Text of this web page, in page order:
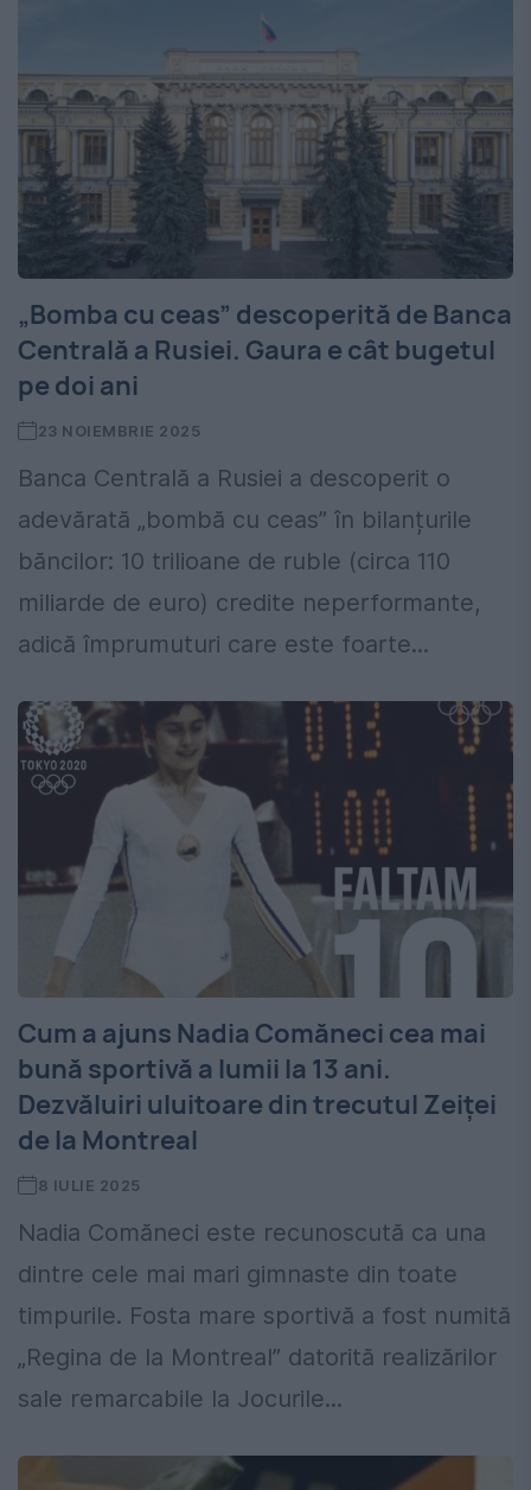
„Bomba cu ceas” descoperită de Banca
Centrală a Rusiei. Gaura e cât bugetul
pe doi ani
23 NOIEMBRIE 2025
Banca Centrală a Rusiei a descoperit o
adevărată „bombă cu ceas” în bilanțurile
băncilor: 10 trilioane de ruble (circa 110
miliarde de euro) credite neperformante,
adică împrumuturi care este foarte...
Cum a ajuns Nadia Comăneci cea mai
bună sportivă a lumii la 13 ani.
Dezvăluiri uluitoare din trecutul Zeiței
de la Montreal
8 IULIE 2025
Nadia Comăneci este recunoscută ca una
dintre cele mai mari gimnaste din toate
timpurile. Fosta mare sportivă a fost numită
„Regina de la Montreal” datorită realizărilor
sale remarcabile la Jocurile...